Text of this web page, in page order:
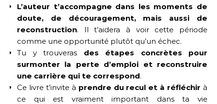
L’auteur t’accompagne dans les moments de
doute, de découragement, mais aussi de
reconstruction. Il t’aidera à voir cette période
comme une opportunité plutôt qu’un échec.
Tu y trouveras des étapes concrètes pour
surmonter la perte d’emploi et reconstruire
une carrière qui te correspond.
Ce livre t’invite à prendre du recul et à réfléchir à
ce qui est vraiment important dans ta vie